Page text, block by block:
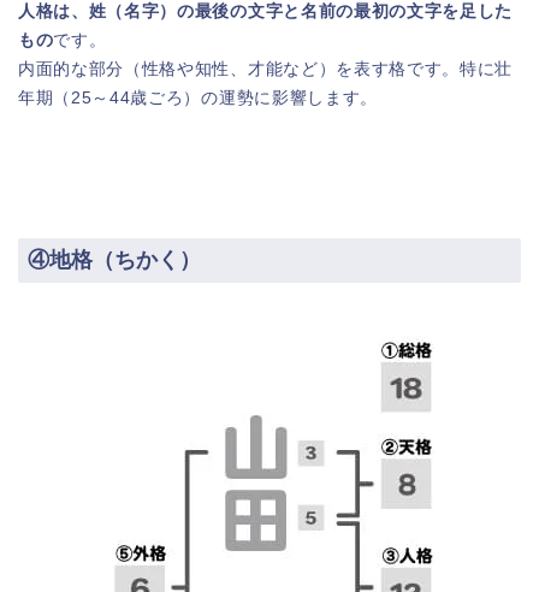
人格は、姓（名字）の最後の文字と名前の最初の文字を足した
ものです。
内面的な部分（性格や知性、才能など）を表す格です。特に壮
年期（25～44歳ごろ）の運勢に影響します。
④地格（ちかく）